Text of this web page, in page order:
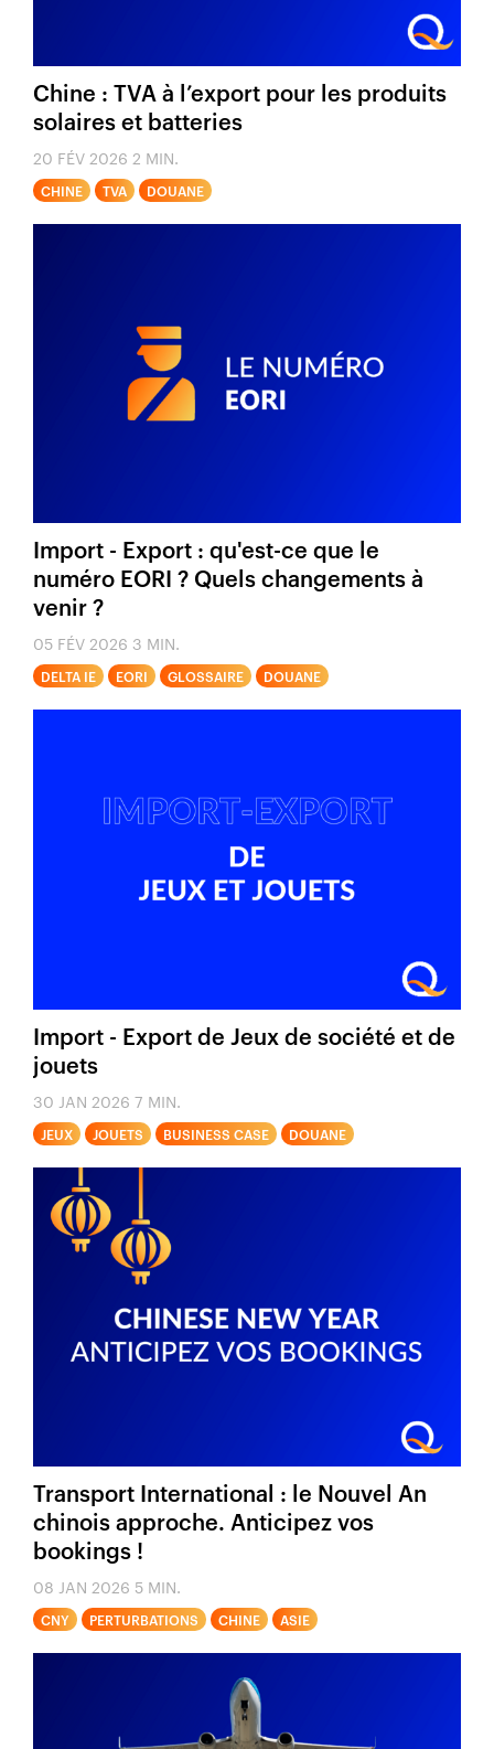
Chine : TVA à l’export pour les produits
solaires et batteries
20 FÉV 2026 2 MIN.
CHINE TVA DOUANE
Import - Export : qu'est-ce que le
numéro EORI ? Quels changements à
venir ?
05 FÉV 2026 3 MIN.
DELTA IE EORI GLOSSAIRE DOUANE
Import - Export de Jeux de société et de
jouets
30 JAN 2026 7 MIN.
JEUX JOUETS BUSINESS CASE DOUANE
Transport International : le Nouvel An
chinois approche. Anticipez vos
bookings !
08 JAN 2026 5 MIN.
CNY PERTURBATIONS CHINE ASIE